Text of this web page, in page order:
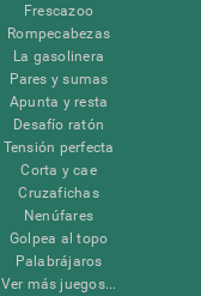
Frescazoo
Rompecabezas
La gasolinera
Pares y sumas
Apunta y resta
Desafío ratón
Tensión perfecta
Corta y cae
Cruzafichas
Nenúfares
Golpea al topo
Palabrájaros
Ver más juegos...